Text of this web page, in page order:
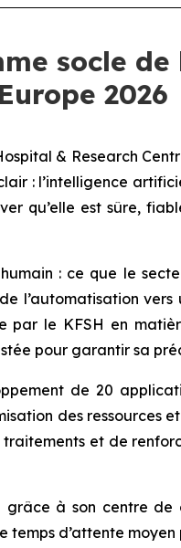
socle
2026
& Research
: l’intelligence
qu’elle est sûre,
: ce que le
l’automatisation
par le KFSH en
pour garantir sa
de 20
des ressources
et de
à son centre
d’attente